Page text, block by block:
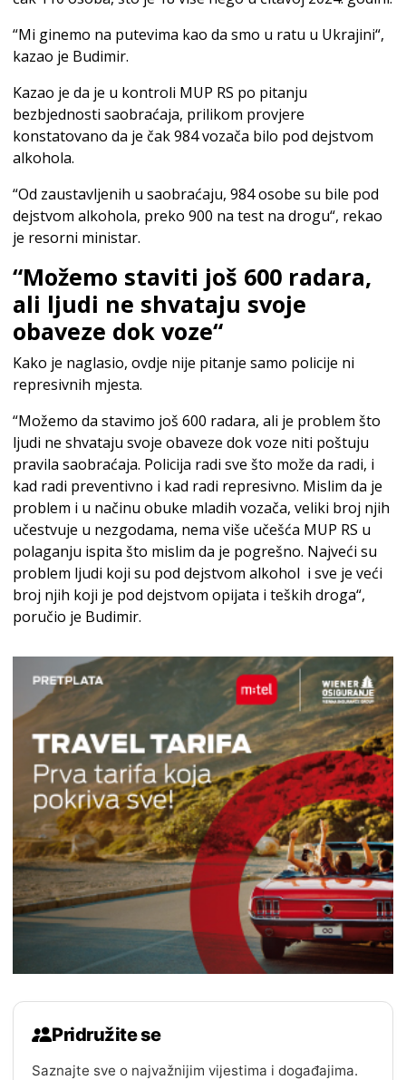
“Mi ginemo na putevima kao da smo u ratu u Ukrajini“,
kazao je Budimir.
Kazao je da je u kontroli MUP RS po pitanju
bezbjednosti saobraćaja, prilikom provjere
konstatovano da je čak 984 vozača bilo pod dejstvom
alkohola.
“Od zaustavljenih u saobraćaju, 984 osobe su bile pod
dejstvom alkohola, preko 900 na test na drogu“, rekao
je resorni ministar.
“Možemo staviti još 600 radara,
ali ljudi ne shvataju svoje
obaveze dok voze“
Kako je naglasio, ovdje nije pitanje samo policije ni
represivnih mjesta.
“Možemo da stavimo još 600 radara, ali je problem što
ljudi ne shvataju svoje obaveze dok voze niti poštuju
pravila saobraćaja. Policija radi sve što može da radi, i
kad radi preventivno i kad radi represivno. Mislim da je
problem i u načinu obuke mladih vozača, veliki broj njih
učestvuje u nezgodama, nema više učešća MUP RS u
polaganju ispita što mislim da je pogrešno. Najveći su
problem ljudi koji su pod dejstvom alkohol i sve je veći
broj njih koji je pod dejstvom opijata i teških droga“,
poručio je Budimir.
Pridružite se
Saznajte sve o najvažnijim vijestima i događajima.